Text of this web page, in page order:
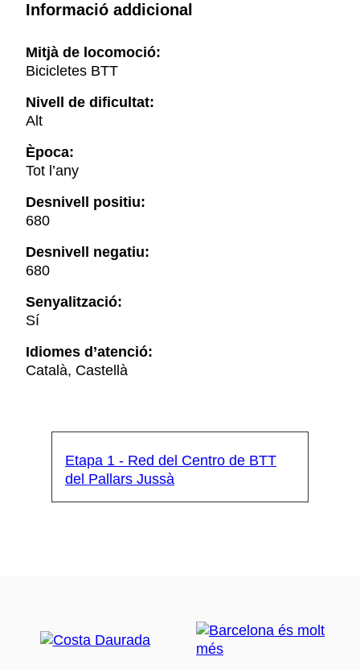
Informació addicional
Mitjà de locomoció:
Bicicletes BTT
Nivell de dificultat:
Alt
Època:
Tot l’any
Desnivell positiu:
680
Desnivell negatiu:
680
Senyalització:
Sí
Idiomes d’atenció:
Català, Castellà
Etapa 1 - Red del Centro de BTT
del Pallars Jussà